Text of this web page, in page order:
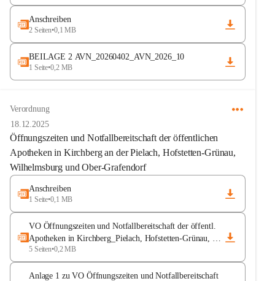
Auf der Homepage werden Karten zur Verfügung gestellt, mit
denen die Bürgerinnen und
Bürger feststellen können, ob sie sich in einem Risikogebiet und in
einer Sperrzone befinden.
Grundsätzlich sollte auf die jeweils aktuellen Informationen des
(Aviärer Influenza, HPAI, „Vogelgrippe“) - Land
Niederösterreich) und des Bundes (Aviäre Influenza (Vogelgrippe,
Geflügelpest) - KVG) Bedacht genommen werden. Auf der Home-
page der AGES befinden sich zusätzliche Informationen in Form
von Kurzvideos und Merkblättern zur aviären Influenza.
(Vogelgrippe - AGES).
Anschreiben
2 Seiten•0,1 MB
BEILAGE 2 AVN_20260402_AVN_2026_10
1 Seite•0,2 MB
Verordnung
18.12.2025
Öffnungszeiten und Notfallbereitschaft der öffentlichen
Apotheken in Kirchberg an der Pielach, Hofstetten-Grünau,
Wilhelmsburg und Ober-Grafendorf
Anschreiben
1 Seite•0,1 MB
VO Öffnungszeiten und Notfallbereitschaft der öffentl.
Apotheken in Kirchberg_Pielach, Hofstetten-Grünau, Wi
lhelmsburg & Ober-Gr
5 Seiten•0,2 MB
Anlage 1 zu VO Öffnungszeiten und Notfallbereitschaft